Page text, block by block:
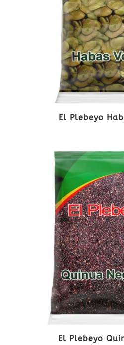
El Plebeyo
El Plebeyo